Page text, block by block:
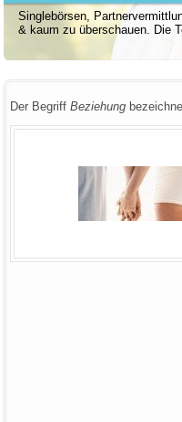
Singlebörsen,
& kaum zu überschauen. Die
Der Begriff Beziehung